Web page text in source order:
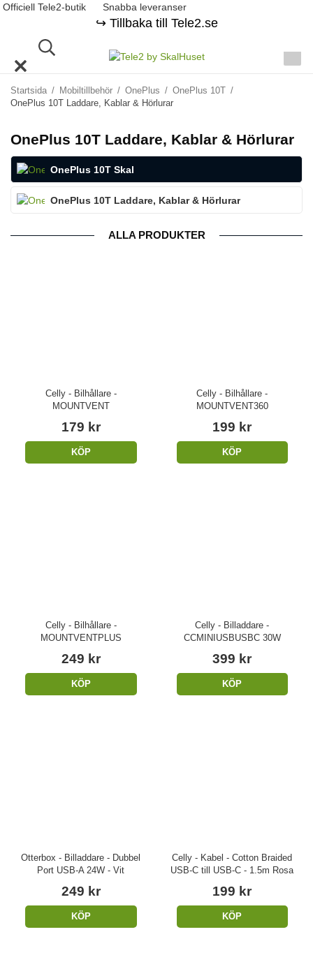
Officiell Tele2-butik Snabba leveranser
↪️ Tillbaka till Tele2.se
Startsida / Mobiltillbehör / OnePlus / OnePlus 10T /
OnePlus 10T Laddare, Kablar & Hörlurar
OnePlus 10T Laddare, Kablar & Hörlurar
OnePlus 10T Skal
OnePlus 10T Laddare, Kablar & Hörlurar
ALLA PRODUKTER
Celly - Bilhållare -
MOUNTVENT
179 kr
KÖP
Celly - Bilhållare -
MOUNTVENT360
199 kr
KÖP
Celly - Bilhållare -
MOUNTVENTPLUS
249 kr
KÖP
Celly - Billaddare -
CCMINIUSBUSBC 30W
399 kr
KÖP
Otterbox - Billaddare - Dubbel
Port USB-A 24W - Vit
249 kr
KÖP
Celly - Kabel - Cotton Braided
USB-C till USB-C - 1.5m Rosa
199 kr
KÖP